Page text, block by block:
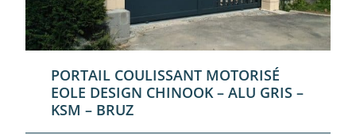
PORTAIL COULISSANT MOTORISÉ
EOLE DESIGN CHINOOK – ALU GRIS –
KSM – BRUZ